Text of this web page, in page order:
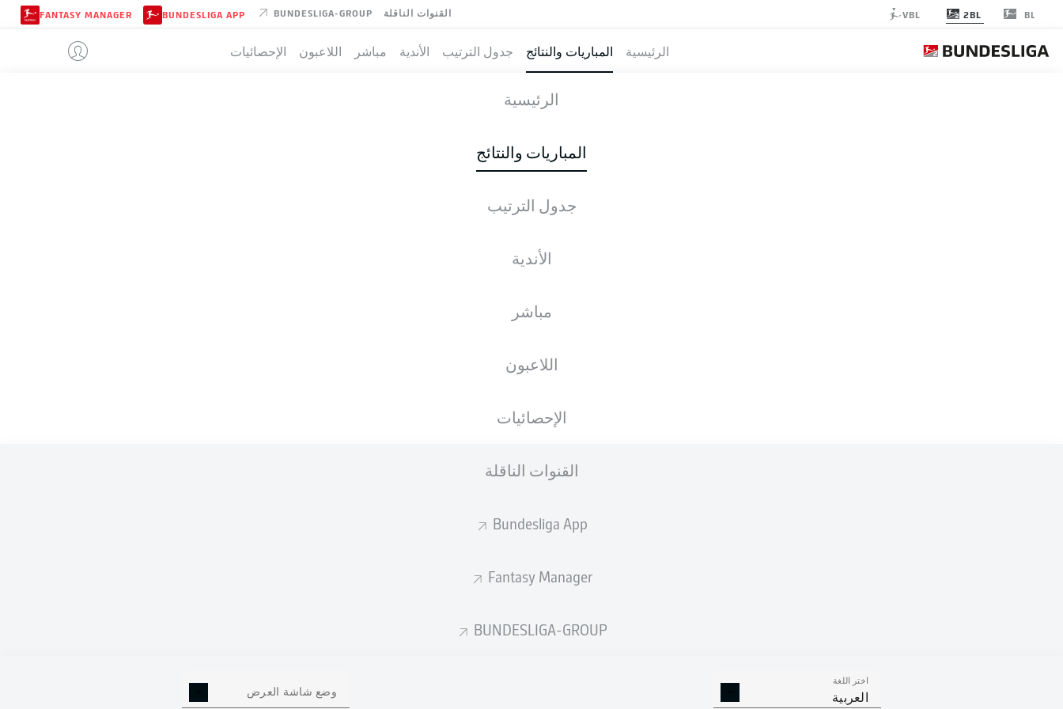
BL
2BL
VBL القنوات الناقلة BUNDESLIGA-GROUP
BUNDESLIGA APP
FANTASY MANAGER
الرئيسية المباريات والنتائج جدول الترتيب الأندية مباشر اللاعبون الإحصائيات
الرئيسية
المباريات والنتائج
جدول الترتيب
الأندية
مباشر
اللاعبون
الإحصائيات
القنوات الناقلة
Bundesliga App
Fantasy Manager
BUNDESLIGA-GROUP
اختر اللغة
العربية وضع شاشة العرض
2
2
التشكيلات
الأهداف المتوقعة
0.94
543